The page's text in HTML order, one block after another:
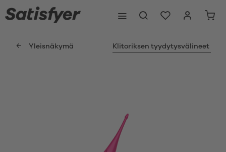
Yleisnäkymä Klitoriksen tyydytysvälineet